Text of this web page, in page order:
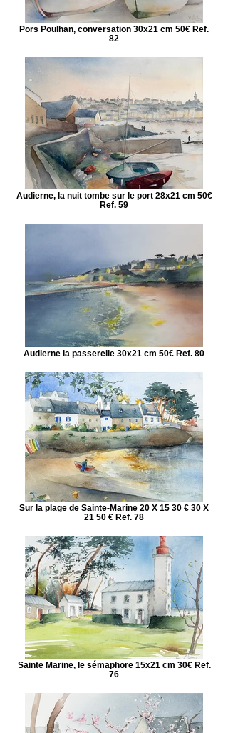
Pors Poulhan, conversation 30x21 cm 50€ Ref.
82
Audierne, la nuit tombe sur le port 28x21 cm 50€
Ref. 59
Audierne la passerelle 30x21 cm 50€ Ref. 80
Sur la plage de Sainte-Marine 20 X 15 30 € 30 X
21 50 € Ref. 78
Sainte Marine, le sémaphore 15x21 cm 30€ Ref.
76